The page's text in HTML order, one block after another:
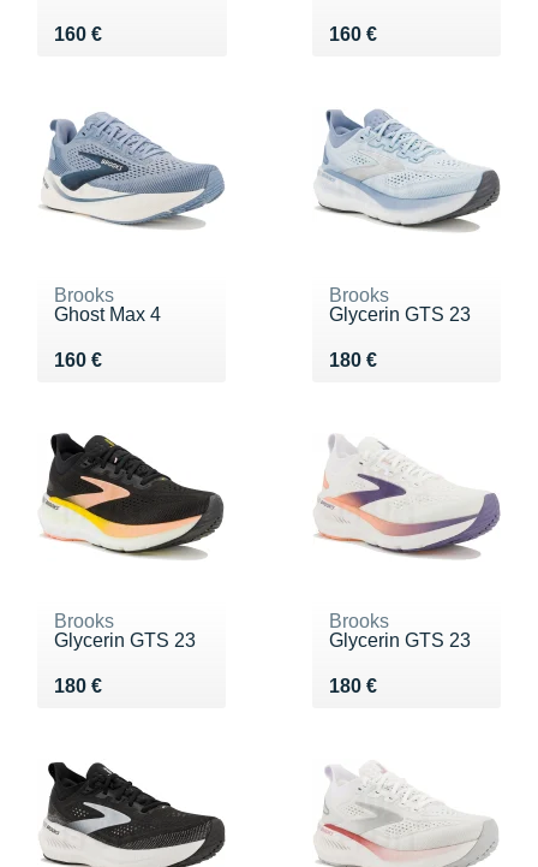
160 €
Vendu 160 € 160 €
Vendu 160 €
Brooks
Ghost Max 4
160 €
Vendu 160 €
Brooks
Glycerin GTS 23
180 €
Vendu 180 €
Brooks
Glycerin GTS 23
180 €
Vendu 180 €
Brooks
Glycerin GTS 23
180 €
Vendu 180 €